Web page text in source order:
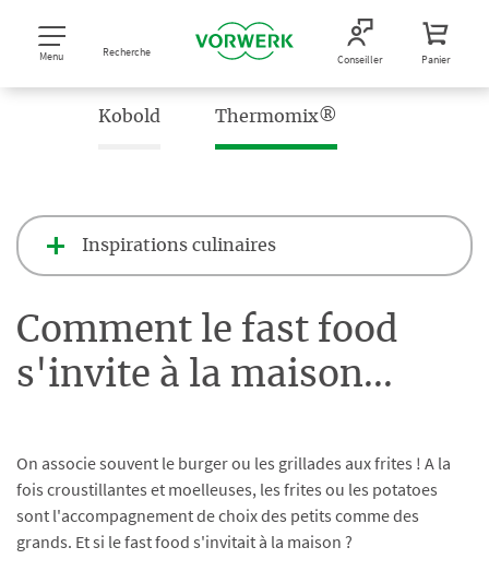
Menu Recherche Conseiller Panier
Kobold Thermomix®
Inspirations culinaires
Comment le fast food
s'invite à la maison...
On associe souvent le burger ou les grillades aux frites ! A la
fois croustillantes et moelleuses, les frites ou les potatoes
sont l'accompagnement de choix des petits comme des
grands. Et si le fast food s'invitait à la maison ?